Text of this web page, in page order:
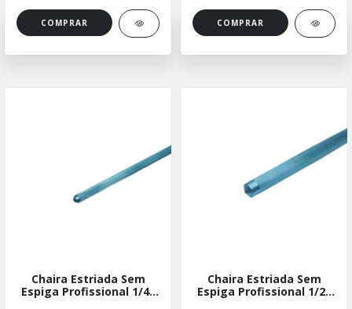
Chaira Estriada Sem
Espiga Profissional 1/4"
Chaira Estriada Sem
Espiga Profissional 1/2"